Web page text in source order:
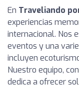
En Traveliando
experiencias
internacional. Nos
eventos y una
incluyen
Nuestro equipo,
dedica a ofrecer